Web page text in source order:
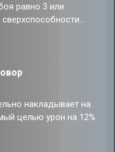
равно 3 или
чей Номер
превращает 50% из
накладывает на
целью урон на 12%